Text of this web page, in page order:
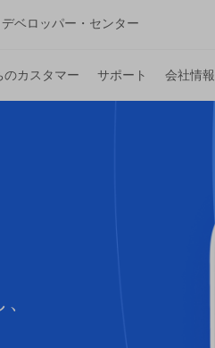
デベロッパー・センター
のカスタマー サポート 会社情報